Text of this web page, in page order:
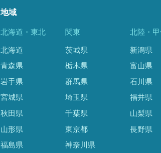
地域
北海道・東北
北海道
青森県
岩手県
宮城県
秋田県
山形県
福島県
関東
茨城県
栃木県
群馬県
埼玉県
千葉県
東京都
神奈川県
北陸・
新潟県
富山県
石川県
福井県
山梨県
長野県